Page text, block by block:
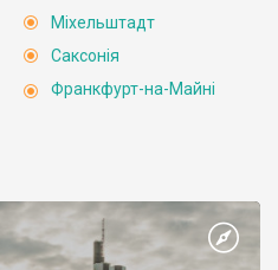
Міхельштадт
Саксонія
Франкфурт-на-Майні